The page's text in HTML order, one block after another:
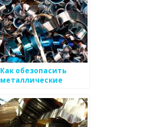
Как обезопасить
металлические